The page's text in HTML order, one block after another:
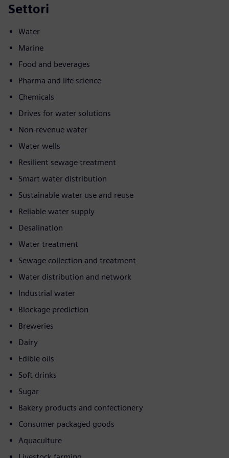
Settori
Water
Marine
Food and beverages
Pharma and life science
Chemicals
Drives for water solutions
Non-revenue water
Water wells
Resilient sewage treatment
Smart water distribution
Sustainable water use and reuse
Reliable water supply
Desalination
Water treatment
Sewage collection and treatment
Water distribution and network
Industrial water
Blockage prediction
Breweries
Dairy
Edible oils
Soft drinks
Sugar
Bakery products and confectionery
Consumer packaged goods
Aquaculture